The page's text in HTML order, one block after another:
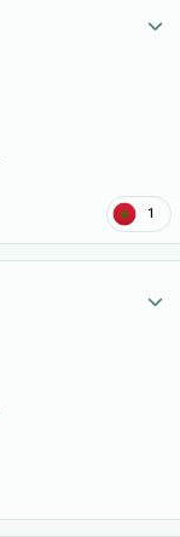
1